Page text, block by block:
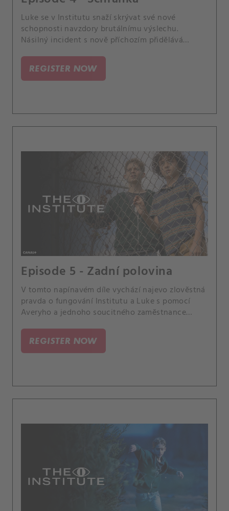
Luke se v Institutu snaží skrývat své nové
schopnosti navzdory brutálnímu výslechu.
Násilný incident s nově příchozím přidělává
REGISTER NOW
Episode 5 - Zadní polovina
V tomto napínavém díle vychází najevo zlověstná
pravda o fungování Institutu a Luke s pomocí
Averyho a jednoho soucitného zaměstnance
opravdu dostat ven?.
REGISTER NOW